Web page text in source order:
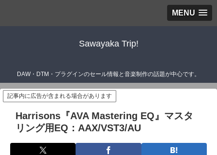
MENU
Sawayaka Trip!
DAW・DTM・プラグインのセール情報と音楽制作の話題が中心です。
記事内に広告が含まれる場合があります
Harrisons『AVA Mastering EQ』マスタ
リング用EQ：AAX/VST3/AU